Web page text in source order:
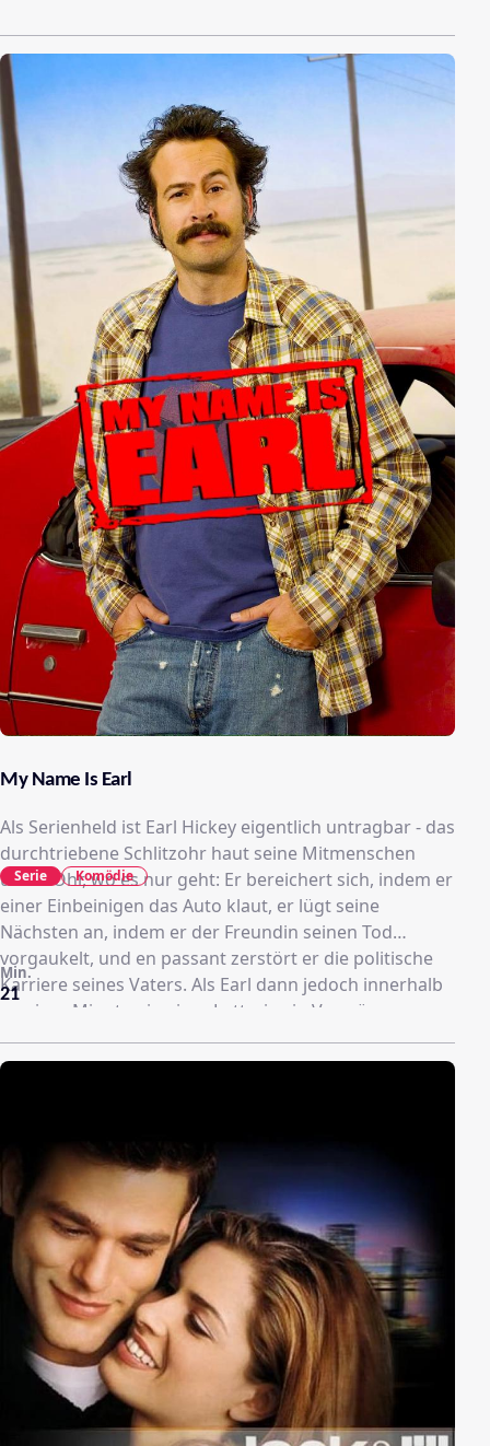
My Name Is Earl
Als Serienheld ist Earl Hickey eigentlich untragbar - das
durchtriebene Schlitzohr haut seine Mitmenschen
übers Ohr, wo es nur geht: Er bereichert sich, indem er
einer Einbeinigen das Auto klaut, er lügt seine
Nächsten an, indem er der Freundin seinen Tod
vorgaukelt, und en passant zerstört er die politische
Karriere seines Vaters. Als Earl dann jedoch innerhalb
weniger Minuten in einer Lotterie ein Vermögen
gewinnt und zugleich von einem Auto überfahren
wird, gerät er ins Grübeln. Earl realisiert, dass er vom
Auf einer Liste führt er alle Schandtaten auf, die er
zeitlebens begangen hat - um eine nach der anderen
wiedergutzumachen.
21
Min.
Serie Komödie